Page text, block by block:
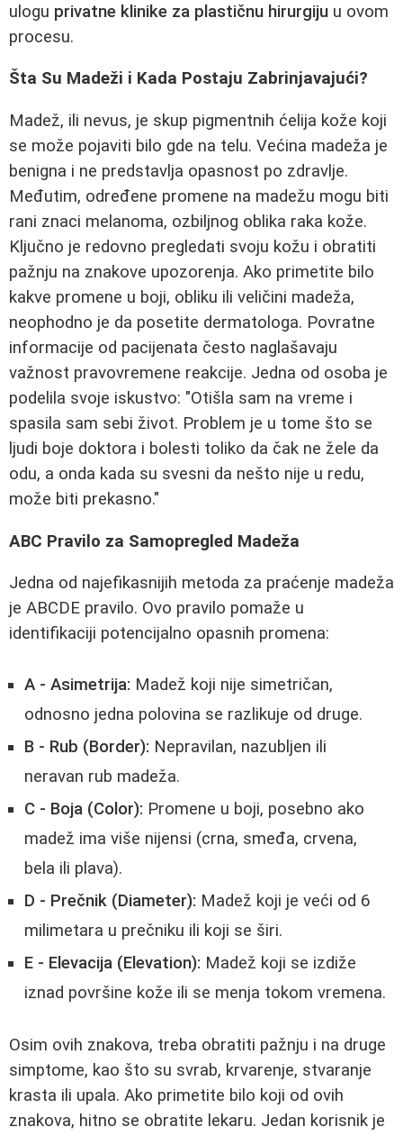
ulogu privatne klinike za plastičnu hirurgiju u ovom
procesu.
Šta Su Madeži i Kada Postaju Zabrinjavajući?
Madež, ili nevus, je skup pigmentnih ćelija kože koji
se može pojaviti bilo gde na telu. Većina madeža je
benigna i ne predstavlja opasnost po zdravlje.
Međutim, određene promene na madežu mogu biti
rani znaci melanoma, ozbiljnog oblika raka kože.
Ključno je redovno pregledati svoju kožu i obratiti
pažnju na znakove upozorenja. Ako primetite bilo
kakve promene u boji, obliku ili veličini madeža,
neophodno je da posetite dermatologa. Povratne
informacije od pacijenata često naglašavaju
važnost pravovremene reakcije. Jedna od osoba je
podelila svoje iskustvo: "Otišla sam na vreme i
spasila sam sebi život. Problem je u tome što se
ljudi boje doktora i bolesti toliko da čak ne žele da
odu, a onda kada su svesni da nešto nije u redu,
može biti prekasno."
ABC Pravilo za Samopregled Madeža
Jedna od najefikasnijih metoda za praćenje madeža
je ABCDE pravilo. Ovo pravilo pomaže u
identifikaciji potencijalno opasnih promena:
A - Asimetrija: Madež koji nije simetričan,
odnosno jedna polovina se razlikuje od druge.
B - Rub (Border): Nepravilan, nazubljen ili
neravan rub madeža.
C - Boja (Color): Promene u boji, posebno ako
madež ima više nijensi (crna, smeđa, crvena,
bela ili plava).
D - Prečnik (Diameter): Madež koji je veći od 6
milimetara u prečniku ili koji se širi.
E - Elevacija (Elevation): Madež koji se izdiže
iznad površine kože ili se menja tokom vremena.
Osim ovih znakova, treba obratiti pažnju i na druge
simptome, kao što su svrab, krvarenje, stvaranje
krasta ili upala. Ako primetite bilo koji od ovih
znakova, hitno se obratite lekaru. Jedan korisnik je